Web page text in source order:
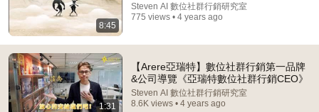
【喜剧之王单口季】周星驰坐镇最新一季单口季！星爷
讲起脱口秀简直是手拿把掐！还顺带宣传最新电影《功
夫女足》！#周星驰 #搞笑
下饭综艺库 and 2 more • 453K views
8:45
Steven AI 數位社群行銷研究室
775 views • 4 years ago
1:31
【Arere亞瑞特】數位社群行銷第一品牌
&公司導覽《亞瑞特數位社群行銷CEO》
Steven AI 數位社群行銷研究室
8.6K views • 4 years ago